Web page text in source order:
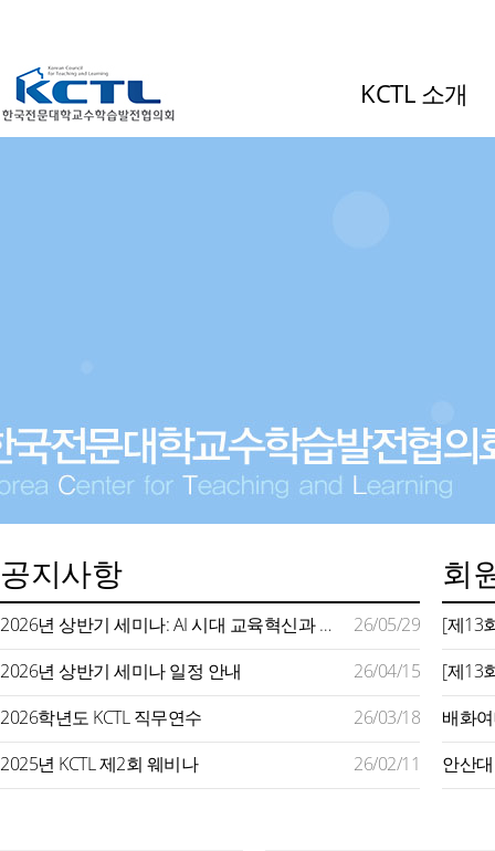
KCTL 소개
공지사항
2026년 상반기 세미나: AI 시대 교육혁신과 미래형 교수학습 지원
26/05/29
2026년 상반기 세미나 일정 안내
26/04/15
2026학년도 KCTL 직무연수
26/03/18
2025년 KCTL 제2회 웨비나
26/02/11
회